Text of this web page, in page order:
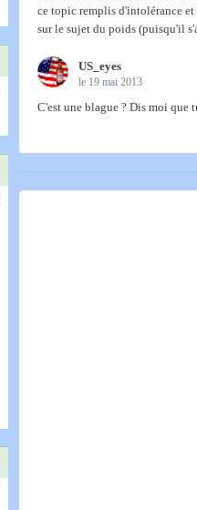
ce topic remplis d'intolérance et
sur le sujet du poids (puisqu'il
US_eyes
le 19 mai 2013
C'est une blague ? Dis moi que